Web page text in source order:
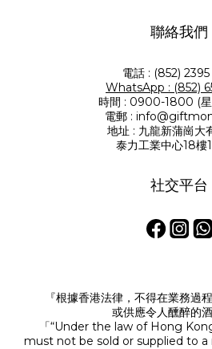
聯絡我們
電話 : (852) 2395
WhatsApp : (852)
時間 : 0900-1800 (星
電郵 :
地址 : 九龍新蒲崗大
泰力工業中心18樓
社交平台
『根據香港法律，不得在業務過
或供應令人醺醉的酒
「“Under the law of Hong
must not be sold or supplied to